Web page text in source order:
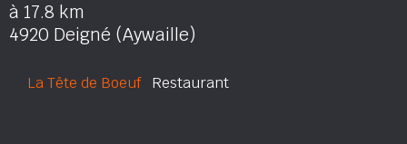
à 17.8 km
4920 Deigné (Aywaille)
La Tête de BoeufRestaurant